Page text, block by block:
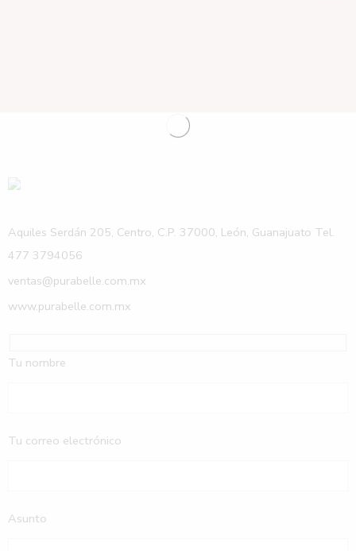
Aquiles Serdán 205, Centro, C.P. 37000, León, Guanajuato Tel.
477 3794056
ventas@purabelle.com.mx
www.purabelle.com.mx
Tu nombre
Tu correo electrónico
Asunto